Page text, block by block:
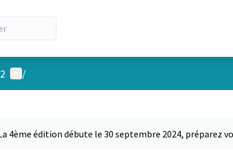
Menu utilisateur
/
4ème édition débute le 30 septembre 2024, préparez